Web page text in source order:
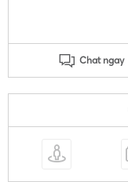
Chat ngay